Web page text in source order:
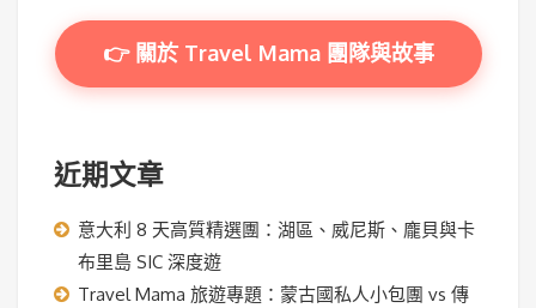
👉 關於 Travel Mama 團隊與故事
近期文章
意大利 8 天高質精選團：湖區、威尼斯、龐貝與卡
布里島 SIC 深度遊
Travel Mama 旅遊專題：蒙古國私人小包團 vs 傳